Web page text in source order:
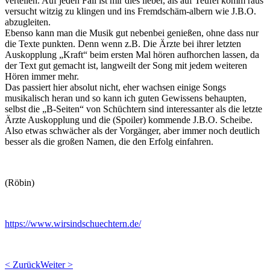
versucht witzig zu klingen und ins Fremdschäm-albern wie J.B.O.
abzugleiten.
Ebenso kann man die Musik gut nebenbei genießen, ohne dass nur
die Texte punkten. Denn wenn z.B. Die Ärzte bei ihrer letzten
Auskopplung „Kraft“ beim ersten Mal hören aufhorchen lassen, da
der Text gut gemacht ist, langweilt der Song mit jedem weiteren
Hören immer mehr.
Das passiert hier absolut nicht, eher wachsen einige Songs
musikalisch heran und so kann ich guten Gewissens behaupten,
selbst die „B-Seiten“ von Schüchtern sind interessanter als die letzte
Ärzte Auskopplung und die (Spoiler) kommende J.B.O. Scheibe.
Also etwas schwächer als der Vorgänger, aber immer noch deutlich
besser als die großen Namen, die den Erfolg einfahren.
(Röbin)
https://www.wirsindschuechtern.de/
< ZurückWeiter >